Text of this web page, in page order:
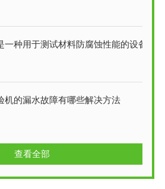
种用于测试材料防腐蚀性能的设备
机的漏水故障有哪些解决方法
查看全部